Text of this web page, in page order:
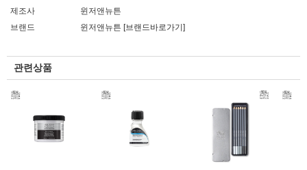
제조사
윈저앤뉴튼
브랜드
윈저앤뉴튼 [브랜드바로가기]
관련상품